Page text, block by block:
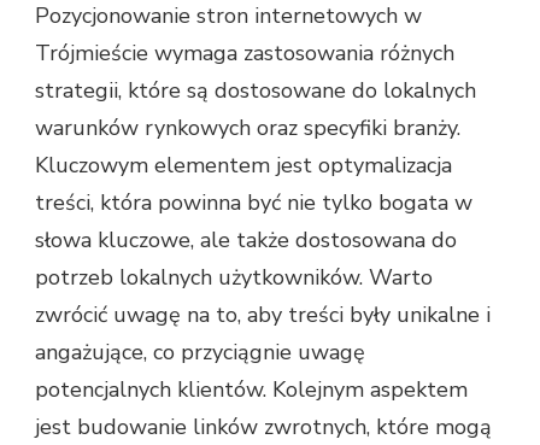
Pozycjonowanie stron internetowych w
Trójmieście wymaga zastosowania różnych
strategii, które są dostosowane do lokalnych
warunków rynkowych oraz specyfiki branży.
Kluczowym elementem jest optymalizacja
treści, która powinna być nie tylko bogata w
słowa kluczowe, ale także dostosowana do
potrzeb lokalnych użytkowników. Warto
zwrócić uwagę na to, aby treści były unikalne i
angażujące, co przyciągnie uwagę
potencjalnych klientów. Kolejnym aspektem
jest budowanie linków zwrotnych, które mogą